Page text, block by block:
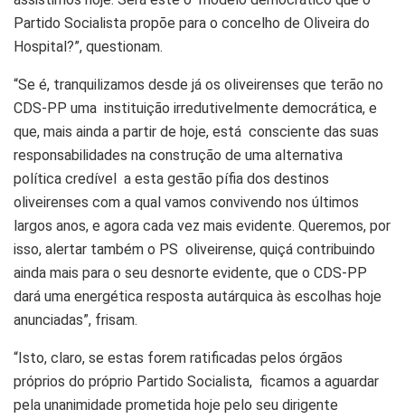
Partido Socialista propõe para o concelho de Oliveira do
Hospital?”, questionam.
“Se é, tranquilizamos desde já os oliveirenses que terão no
CDS-PP uma instituição irredutivelmente democrática, e
que, mais ainda a partir de hoje, está consciente das suas
responsabilidades na construção de uma alternativa
política credível a esta gestão pífia dos destinos
oliveirenses com a qual vamos convivendo nos últimos
largos anos, e agora cada vez mais evidente. Queremos, por
isso, alertar também o PS oliveirense, quiçá contribuindo
ainda mais para o seu desnorte evidente, que o CDS-PP
dará uma energética resposta autárquica às escolhas hoje
anunciadas”, frisam.
“Isto, claro, se estas forem ratificadas pelos órgãos
próprios do próprio Partido Socialista, ficamos a aguardar
pela unanimidade prometida hoje pelo seu dirigente